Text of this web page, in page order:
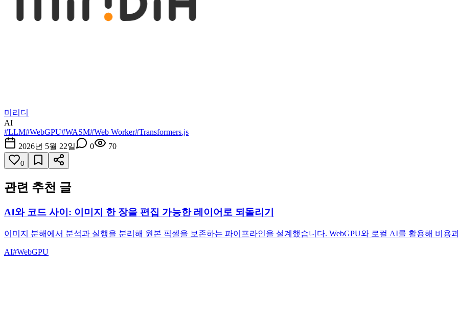
미리디
AI
#LLM#WebGPU#WASM#Web Worker#Transformers.js
2026년 5월 22일
0 70
0
관련 추천 글
AI와 코드 사이: 이미지 한 장을 편집 가능한 레이어로 되돌리기
이미지 분해에서 분석과 실행을 분리해 원본 픽셀을 보존하는 파이프라인을 설계했습니다. WebGPU와 로컬 AI를 활용해 비용
AI#WebGPU